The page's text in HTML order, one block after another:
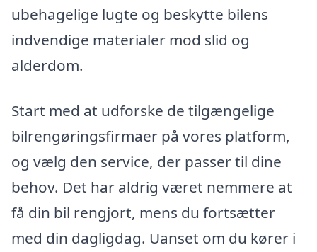
ubehagelige lugte og beskytte bilens
indvendige materialer mod slid og
alderdom.
Start med at udforske de tilgængelige
bilrengøringsfirmaer på vores platform,
og vælg den service, der passer til dine
behov. Det har aldrig været nemmere at
få din bil rengjort, mens du fortsætter
med din dagligdag. Uanset om du kører i